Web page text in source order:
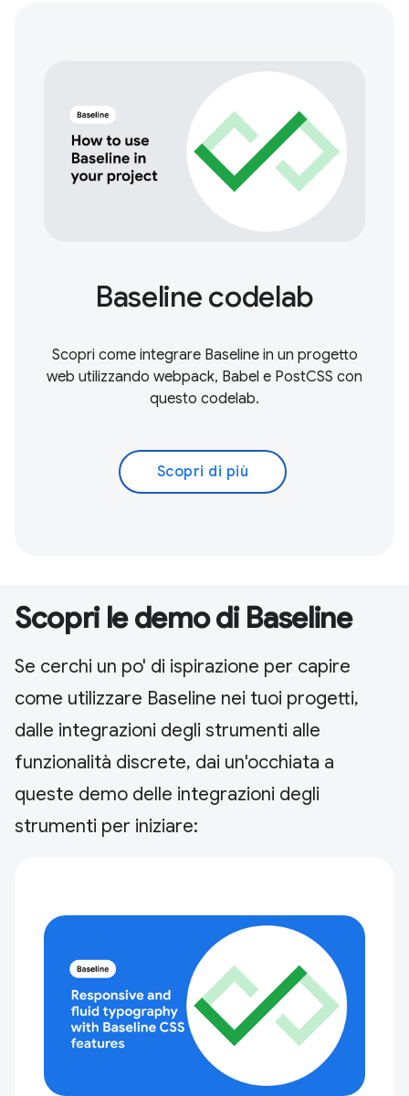
Baseline codelab
Scopri come integrare Baseline in un progetto
web utilizzando webpack, Babel e PostCSS con
questo codelab.
Scopri di più
Scopri le demo di Baseline
Se cerchi un po' di ispirazione per capire
come utilizzare Baseline nei tuoi progetti,
dalle integrazioni degli strumenti alle
funzionalità discrete, dai un'occhiata a
queste demo delle integrazioni degli
strumenti per iniziare: